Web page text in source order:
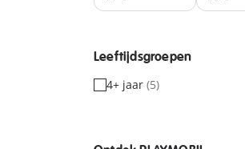
Leeftijdsgroepen
4+ jaar (5)